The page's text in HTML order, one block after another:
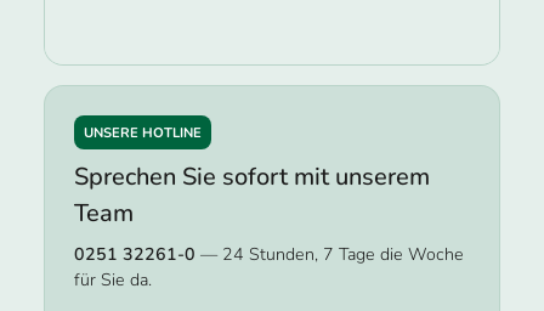
UNSERE HOTLINE
Sprechen Sie sofort mit unserem
Team
0251 32261-0 — 24 Stunden, 7 Tage die Woche
für Sie da.